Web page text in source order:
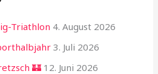
Triathlon 4. August 2026
3. Juli 2026
🏰 12. Juni 2026